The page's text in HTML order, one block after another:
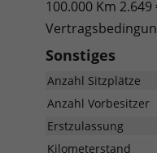
100.000 Km
Sonstiges
Anzahl Sitzplätze
Anzahl Vorbesitzer
Erstzulassung
Kilometerstand